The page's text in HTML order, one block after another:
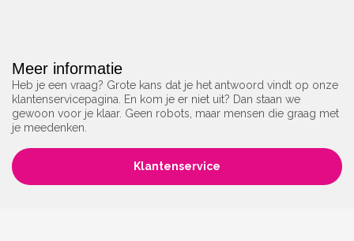
Meer informatie
Heb je een vraag? Grote kans dat je het antwoord vindt op onze
klantenservicepagina. En kom je er niet uit? Dan staan we
gewoon voor je klaar. Geen robots, maar mensen die graag met
je meedenken.
Klantenservice